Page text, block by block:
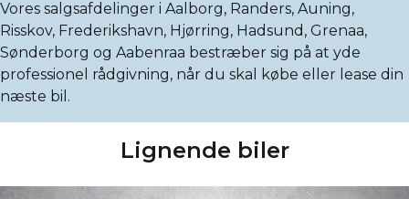
Vores salgsafdelinger i Aalborg, Randers, Auning,
Risskov, Frederikshavn, Hjørring, Hadsund, Grenaa,
Sønderborg og Aabenraa bestræber sig på at yde
professionel rådgivning, når du skal købe eller lease din
næste bil.
Lignende biler